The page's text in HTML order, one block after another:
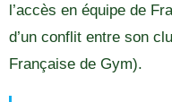
l’accès en équipe de
d’un conflit entre son
Française de Gym).